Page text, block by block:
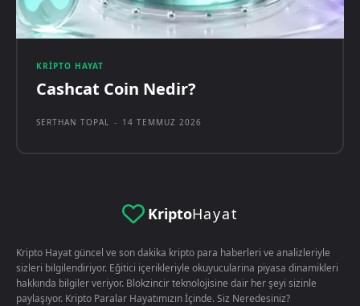
KRIPTO HAYAT
Cashcat Coin Nedir?
SERTHAN TOPAL - 14 TEMMUZ 2026
KriptoHayat
Kripto Hayat güncel ve son dakika kripto para haberleri ve analizleriyle
sizleri bilgilendiriyor. Eğitici içerikleriyle okuyucularina piyasa dinamikleri
hakkında bilgiler veriyor. Blokzincir teknolojisine dair her şeyi sizinle
paylaşıyor. Kripto Paralar Hayatımızın İçinde. Siz Neredesiniz?